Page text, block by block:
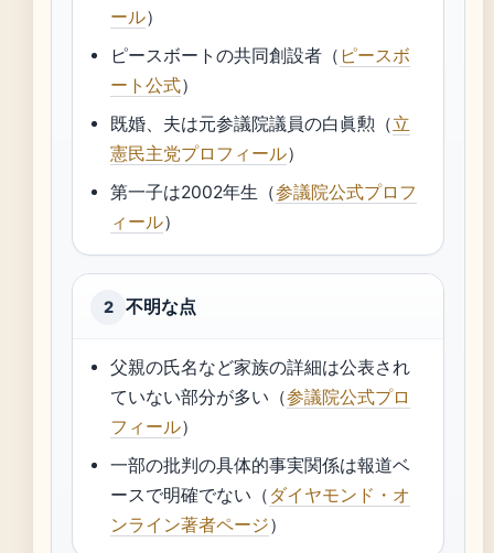
ール）
ピースボートの共同創設者（ ピースボ
ート公式）
既婚、夫は元参議院議員の白眞勲（立
憲民主党プロフィール）
第一子は2002年生（参議院公式プロフ
ィール）
2 不明な点
父親の氏名など家族の詳細は公表され
ていない部分が多い（参議院公式プロ
フィール）
一部の批判の具体的事実関係は報道ベ
ースで明確でない（ ダイヤモンド・オ
ンライン著者ページ）